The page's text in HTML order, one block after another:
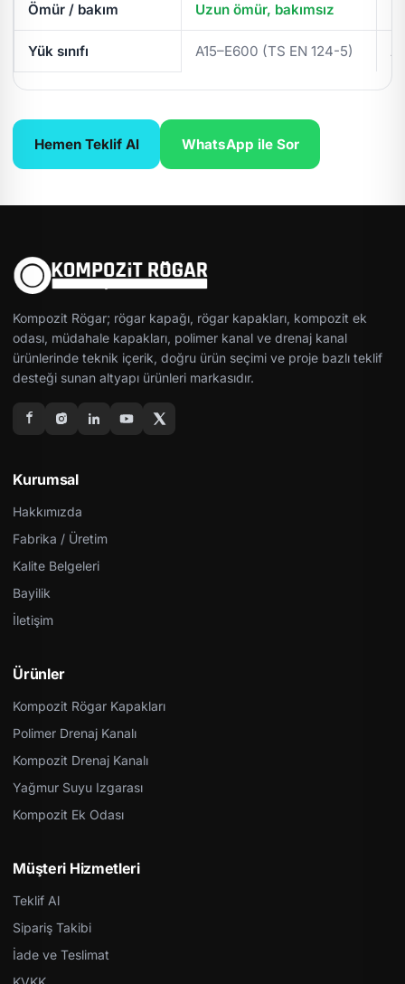
Ömür / bakım Uzun ömür, bakımsız
Yük sınıfı A15–E600 (TS EN 124-5)
Hemen Teklif Al WhatsApp ile Sor
Kompozit Rögar; rögar kapağı, rögar kapakları, kompozit ek
odası, müdahale kapakları, polimer kanal ve drenaj kanal
ürünlerinde teknik içerik, doğru ürün seçimi ve proje bazlı teklif
desteği sunan altyapı ürünleri markasıdır.
Kurumsal
Hakkımızda
Fabrika / Üretim
Kalite Belgeleri
Bayilik
İletişim
Ürünler
Kompozit Rögar Kapakları
Polimer Drenaj Kanalı
Kompozit Drenaj Kanalı
Yağmur Suyu Izgarası
Kompozit Ek Odası
Müşteri Hizmetleri
Teklif Al
Sipariş Takibi
İade ve Teslimat